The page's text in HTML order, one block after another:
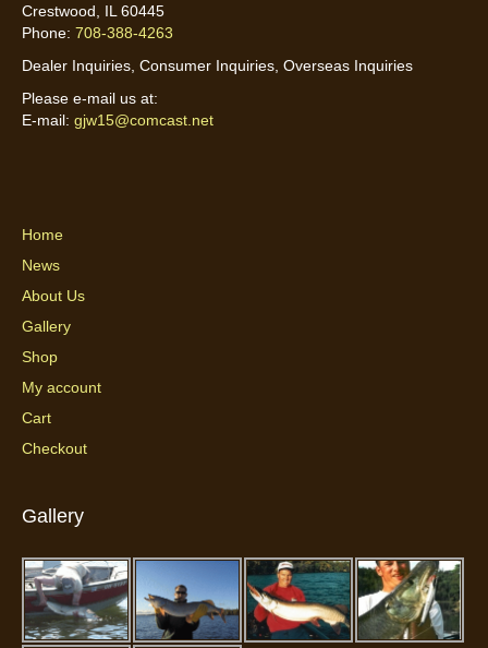
Crestwood, IL 60445
Phone: 708-388-4263
Dealer Inquiries, Consumer Inquiries, Overseas Inquiries
Please e-mail us at:
E-mail: gjw15@comcast.net
Home
News
About Us
Gallery
Shop
My account
Cart
Checkout
Gallery